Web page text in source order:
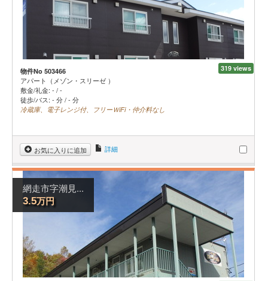
319 views
物件No 503466
アパート（メゾン・スリーゼ ）
敷金/礼金: - /-
徒歩/バス: - 分 / - 分
冷蔵庫、電子レンジ付、フリーＷiFi・仲介料なし
お気に入りに追加 詳細
網走市字潮見...
3.5万円